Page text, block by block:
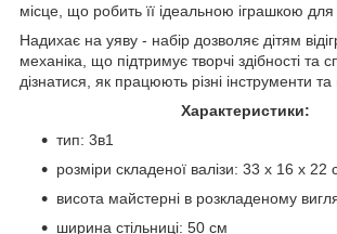
місце, що робить її ідеальною іграшкою
Надихає на уяву - набір дозволяє дітям
механіка, що підтримує творчі здібності та
дізнатися, як працюють різні інструменти та
Характеристики:
тип: 3в1
розміри складеної валізи: 33 х 16 х 22
висота майстерні в розкладеному
ширина стільниці: 50 см